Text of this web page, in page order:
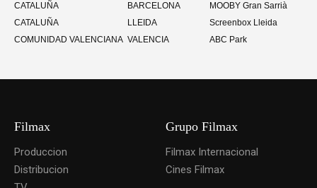
CATALUÑA
BARCELONA
MOOBY Gran Sarrià
CATALUÑA
LLEIDA
Screenbox Lleida
COMUNIDAD VALENCIANA VALENCIA ABC Park
Filmax
Produccion
Distribucion
Grupo Filmax
Filmax Internacional
Cines Filmax